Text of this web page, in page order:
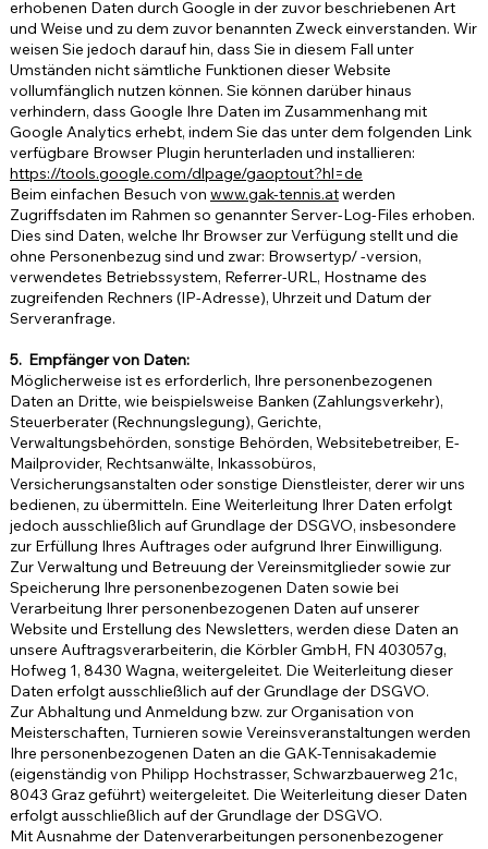
erhobenen Daten durch Google in der zuvor beschriebenen Art
und Weise und zu dem zuvor benannten Zweck einverstanden. Wir
weisen Sie jedoch darauf hin, dass Sie in diesem Fall unter
Umständen nicht sämtliche Funktionen dieser Website
vollumfänglich nutzen können. Sie können darüber hinaus
verhindern, dass Google Ihre Daten im Zusammenhang mit
Google Analytics erhebt, indem Sie das unter dem folgenden Link
verfügbare Browser Plugin herunterladen und installieren:
https://tools.google.com/dlpage/gaoptout?hl=de
Beim einfachen Besuch von www.gak-tennis.atwerden
Zugriffsdaten im Rahmen so genannter Server-Log-Files erhoben.
Dies sind Daten, welche Ihr Browser zur Verfügung stellt und die
ohne Personenbezug sind und zwar: Browsertyp/ -version,
verwendetes Betriebssystem, Referrer-URL, Hostname des
zugreifenden Rechners (IP-Adresse), Uhrzeit und Datum der
Serveranfrage.
5. Empfänger von Daten:
Möglicherweise ist es erforderlich, Ihre personenbezogenen
Daten an Dritte, wie beispielsweise Banken (Zahlungsverkehr),
Steuerberater (Rechnungslegung), Gerichte,
Verwaltungsbehörden, sonstige Behörden, Websitebetreiber, E-
Mailprovider, Rechtsanwälte, Inkassobüros,
Versicherungsanstalten oder sonstige Dienstleister, derer wir uns
bedienen, zu übermitteln. Eine Weiterleitung Ihrer Daten erfolgt
jedoch ausschließlich auf Grundlage der DSGVO, insbesondere
zur Erfüllung Ihres Auftrages oder aufgrund Ihrer Einwilligung.
Zur Verwaltung und Betreuung der Vereinsmitglieder sowie zur
Speicherung Ihre personenbezogenen Daten sowie bei
Verarbeitung Ihrer personenbezogenen Daten auf unserer
Website und Erstellung des Newsletters, werden diese Daten an
unsere Auftragsverarbeiterin, die Körbler GmbH, FN 403057g,
Hofweg 1, 8430 Wagna, weitergeleitet. Die Weiterleitung dieser
Daten erfolgt ausschließlich auf der Grundlage der DSGVO.
Zur Abhaltung und Anmeldung bzw. zur Organisation von
Meisterschaften, Turnieren sowie Vereinsveranstaltungen werden
Ihre personenbezogenen Daten an die GAK-Tennisakademie
(eigenständig von Philipp Hochstrasser, Schwarzbauerweg 21c,
8043 Graz geführt) weitergeleitet. Die Weiterleitung dieser Daten
erfolgt ausschließlich auf der Grundlage der DSGVO.
Mit Ausnahme der Datenverarbeitungen personenbezogener